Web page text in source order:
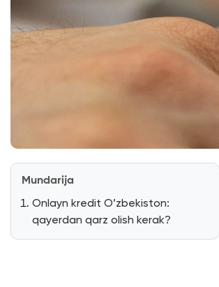
Mundarija
Onlayn kredit O’zbekiston:
qayerdan qarz olish kerak?